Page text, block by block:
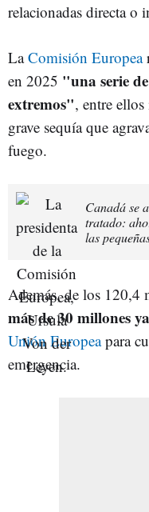
relacionadas directa o
LaComisión Europea
en 2025 "una serie
extremos", entre
grave sequía que
fuego.
Canadá se
tratado:
las
Además, de los 120,4
más de 30 millones
Unión Europeapara
emergencia.